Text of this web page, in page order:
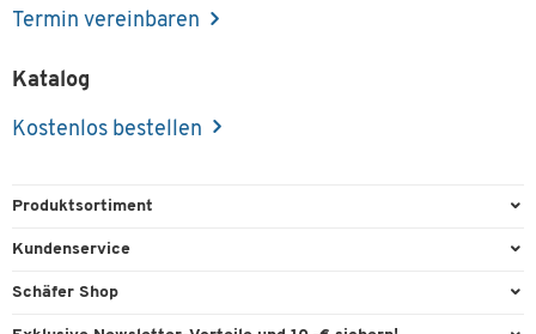
Termin vereinbaren
Katalog
Kostenlos bestellen
Produktsortiment
Büroausstattung
Kundenservice
Direktbestellung
Schäfer Shop
Services & Leistungen